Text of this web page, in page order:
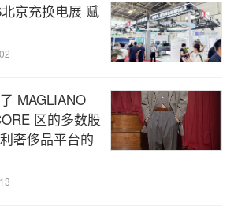
自 2024 年下半年开始运营。该
平方米，年产能 150 万台，按
，相较传统设施最高可节能
一年，该工厂为 10 个品牌生产了
出口到 40 个国家 / 地区。
制造工厂位于孟加拉国经济特
京充换电展 赋
MAGLIANO
区的多数股
奢侈品平台的